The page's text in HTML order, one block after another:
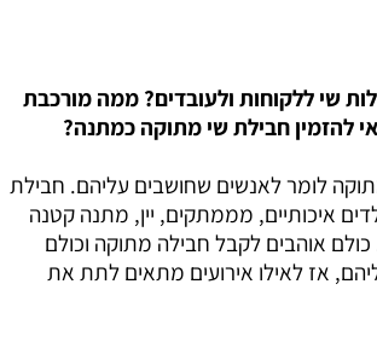
שי ללקוחות ולעובדים? ממה מורכבת
להזמין חבילת שי מתוקה כמתנה?
לומר לאנשים שחושבים עליהם. חבילת
איכותיים, מממתקים, יין, מתנה קטנה
כולם אוהבים לקבל חבילה מתוקה וכולם
אז לאילו אירועים מתאים לתת את